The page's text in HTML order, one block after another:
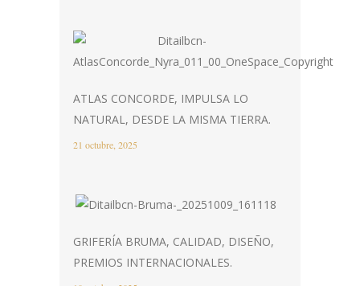
ATLAS CONCORDE, IMPULSA LO
NATURAL, DESDE LA MISMA TIERRA.
21 octubre, 2025
GRIFERÍA BRUMA, CALIDAD, DISEÑO,
PREMIOS INTERNACIONALES.